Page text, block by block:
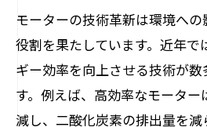
モーターの技術革新は環境へ
役割を果たしています。近年で
ギー効率を向上させる技術が数
す。例えば、高効率なモータ
減し、二酸化炭素の排出量を